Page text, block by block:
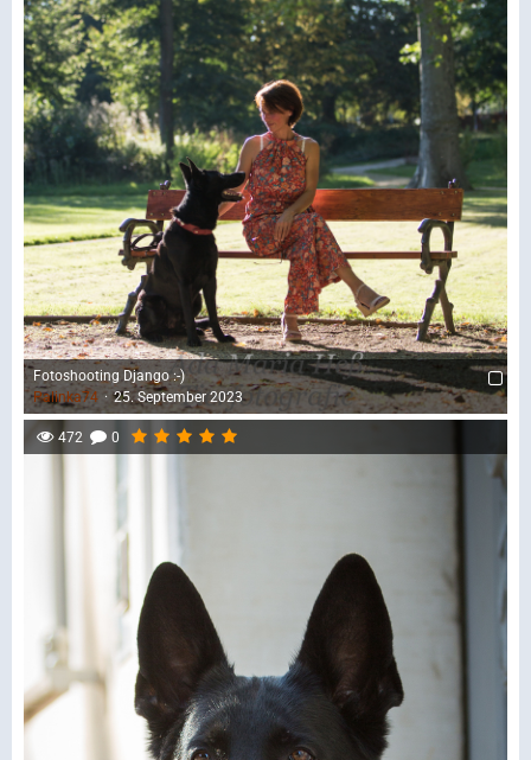
Fotoshooting Django :-)
Palinka74
25. September 2023
472 0